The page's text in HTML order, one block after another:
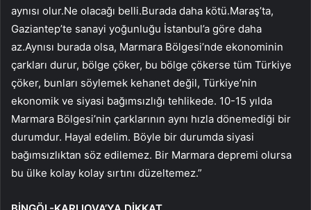
aynısı olur.Ne olacağı belli.Burada daha kötü.Maraş’ta,
Gaziantep’te sanayi yoğunluğu İstanbul’a göre daha
az.Aynısı burada olsa, Marmara Bölgesi’nde ekonominin
çarkları durur, bölge çöker, bu bölge çökerse tüm Türkiye
çöker, bunları söylemek kehanet değil, Türkiye’nin
ekonomik ve siyasi bağımsızlığı tehlikede. 10-15 yılda
Marmara Bölgesi’nin çarklarının aynı hızla dönemediği bir
durumdur. Hayal edelim. Böyle bir durumda siyasi
bağımsızlıktan söz edilemez. Bir Marmara depremi olursa
bu ülke kolay kolay sırtını düzeltemez.”